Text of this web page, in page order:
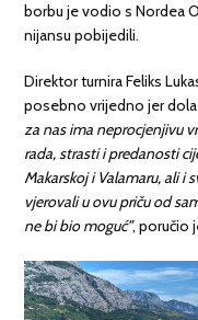
borbu je vodio s Nordea
nijansu pobijedili.
Direktor turnira Feliks
posebno vrijedno jer
za nas ima neprocjenjivu
rada, strasti i predanosti
Makarskoj i Valamaru, ali i
vjerovali u ovu priču od
ne bi bio moguć”, poručio